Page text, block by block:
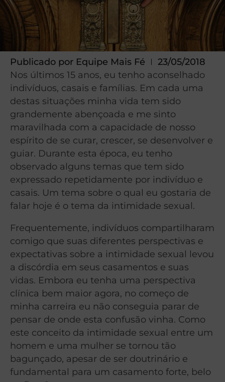
Publicado por Equipe Mais Fé
23/05/2018
Nos últimos 15 anos, eu tenho aconselhado
indivíduos, casais e famílias. Em cada uma
destas situações minha vida tem sido
grandemente abençoada e me sinto
maravilhada com a capacidade de nosso
espírito de se curar, crescer, se desenvolver e
guiar. Durante esta época, eu tenho
observado alguns temas que tem sido
expressado repetidamente por indivíduo e
casais. Um tema sobre o qual eu gostaria de
falar hoje é o tema da intimidade sexual.
Frequentemente, indivíduos compartilharam
comigo que suas diferentes perspectivas e
expectativas sobre a intimidade sexual levou
a discórdia em seus casamentos e suas
vidas. Embora eu tenha uma perspectiva
clínica bem maior agora, no começo de
minha carreira eu não conseguia parar de
pensar de onde esta confusão vinha. Como
este conceito da intimidade sexual entre um
homem e uma mulher se tornou tão
bagunçado, apesar de ser doutrinário e
fundamental para um casamento forte, belo